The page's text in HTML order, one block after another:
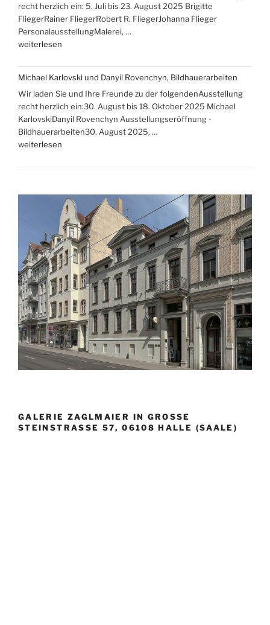
Christine
Rammelt-
Hadelich“
recht herzlich ein: 5. Juli bis 23. August 2025 Brigitte
FliegerRainer FliegerRobert R. FliegerJohanna Flieger
PersonalausstellungMalerei, …
„Brigitte,
Robert
R.
und
Johanna
Flieger
–
Familienausstellung“
weiterlesen
Michael Karlovski und Danyil Rovenchyn, Bildhauerarbeiten
Wir laden Sie und Ihre Freunde zu der folgendenAusstellung
recht herzlich ein:30. August bis 18. Oktober 2025 Michael
KarlovskiDanyil Rovenchyn Ausstellungseröffnung -
Bildhauerarbeiten30. August 2025, …
„Michael
und
Rovenchyn,
Bildhauerarbeiten“
weiterlesen
GALERIE ZAGLMAIER IN GROSSE S
TEINSTRASSE 57, 06108 HALLE (SAALE)